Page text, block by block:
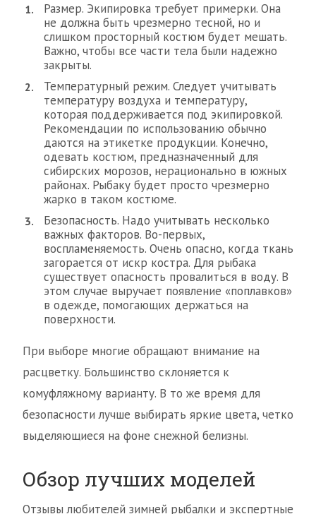
Размер. Экипировка требует примерки. Она
не должна быть чрезмерно тесной, но и
слишком просторный костюм будет мешать.
Важно, чтобы все части тела были надежно
закрыты.
Температурный режим. Следует учитывать
температуру воздуха и температуру,
которая поддерживается под экипировкой.
Рекомендации по использованию обычно
даются на этикетке продукции. Конечно,
одевать костюм, предназначенный для
сибирских морозов, нерационально в южных
районах. Рыбаку будет просто чрезмерно
жарко в таком костюме.
Безопасность. Надо учитывать несколько
важных факторов. Во-первых,
воспламеняемость. Очень опасно, когда ткань
загорается от искр костра. Для рыбака
существует опасность провалиться в воду. В
этом случае выручает появление «поплавков»
в одежде, помогающих держаться на
поверхности.
При выборе многие обращают внимание на
расцветку. Большинство склоняется к
комуфляжному варианту. В то же время для
безопасности лучше выбирать яркие цвета, четко
выделяющиеся на фоне снежной белизны.
Обзор лучших моделей
Отзывы любителей зимней рыбалки и экспертные